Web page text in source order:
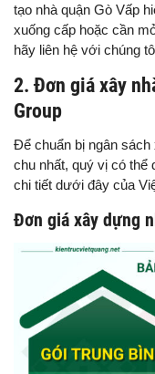
tạo nhà quận Gò Vấp
xuống cấp hoặc cần
hãy liên hệ với chúng
2. Đơn giá xây
Group
Để chuẩn bị ngân
chu nhất, quý vị có thể
chi tiết dưới đây của
Đơn giá xây dựng